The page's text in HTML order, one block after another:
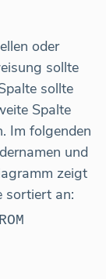
oder
sollte
sollte
Spalte
Im folgenden
und
zeigt
sortiert an: